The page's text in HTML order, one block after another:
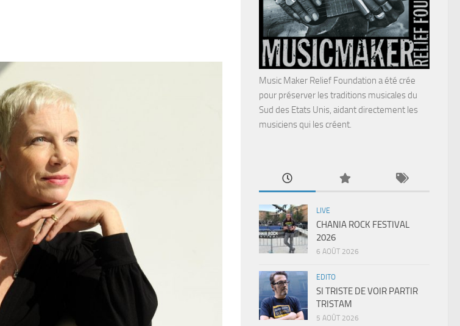
Music Maker Relief Foundation a été crée
pour préserver les traditions musicales du
Sud des Etats Unis, aidant directement les
musiciens qui les créent.
LIVE
CHANIA ROCK FESTIVAL
2026
6 AOÛT 2026
EDITO
SI TRISTE DE VOIR PARTIR
TRISTAM
5 AOÛT 2026